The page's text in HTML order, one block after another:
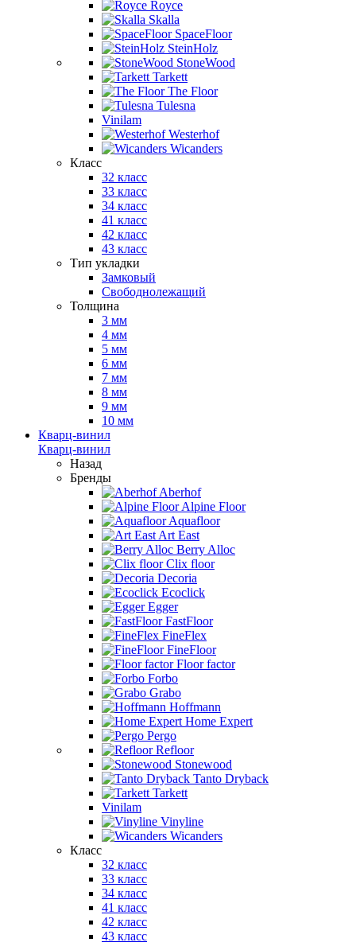
Royce
Skalla
SpaceFloor
SteinHolz
StoneWood
Tarkett
The Floor
Tulesna
Vinilam
Westerhof
Wicanders
Класс
32 класс
33 класс
34 класс
41 класс
42 класс
43 класс
Тип укладки
Замковый
Свободнолежащий
Толщина
3 мм
4 мм
5 мм
6 мм
7 мм
8 мм
9 мм
10 мм
Кварц-винил
Кварц-винил
Назад
Бренды
Aberhof
Alpine Floor
Aquafloor
Art East
Berry Alloc
Clix floor
Decoria
Ecoclick
Egger
FastFloor
FineFlex
FineFloor
Floor factor
Forbo
Grabo
Hoffmann
Home Expert
Pergo
Refloor
Stonewood
Tanto Dryback
Tarkett
Vinilam
Vinyline
Wicanders
Класс
32 класс
33 класс
34 класс
41 класс
42 класс
43 класс